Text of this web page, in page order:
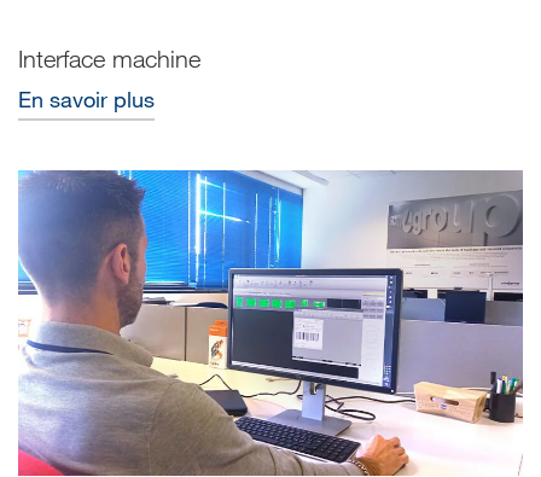
Interface machine
En savoir plus